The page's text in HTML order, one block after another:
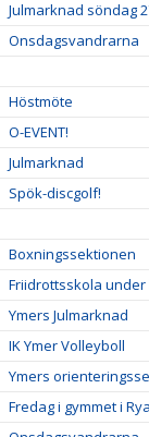
Julmarknad söndag
Onsdagsvandrarna
Höstmöte
O-EVENT!
Julmarknad
Spök-discgolf!
Boxningssektionen
Friidrottsskola
Ymers Julmarknad
IK Ymer Volleyboll
Ymers
Fredag i gymmet i